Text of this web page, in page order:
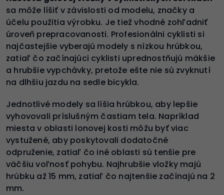
sa môže líšiť v závislosti od modelu, značky a
účelu použitia výrobku. Je tiež vhodné zohľadniť
úroveň prepracovanosti. Profesionálni cyklisti si
najčastejšie vyberajú modely s nízkou hrúbkou,
zatiaľ čo začínajúci cyklisti uprednostňujú mäkšie
a hrubšie vypchávky, pretože ešte nie sú zvyknutí
na dlhšiu jazdu na sedle bicykla.
Jednotlivé modely sa líšia hrúbkou, aby lepšie
vyhovovali príslušným častiam tela. Napríklad
miesta v oblasti lonovej kosti môžu byť viac
vystužené, aby poskytovali dodatočné
odpruženie, zatiaľ čo iné oblasti sú tenšie pre
väčšiu voľnosť pohybu. Najhrubšie vložky majú
hrúbku až 15 mm, zatiaľ čo najtenšie začínajú na 2
mm.